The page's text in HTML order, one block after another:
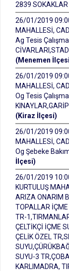
2839 SOKAKLAR
26/01/2019
MAHALLESİ,
Ag Tesis
(Menemen
26/01/2019
MAHALLESİ,
Og Tesis
(Kiraz İlçesi)
26/01/2019
MAHALLESİ,
Og Şebeke
İlçesi)
26/01/2019
KURTULUŞ
ARIZA ONARIM
TOPALLAR
TR-
ÇELTİKÇİ İÇME
ÇELİK ÖZEL
SUYU-3
KARLIMADRA,